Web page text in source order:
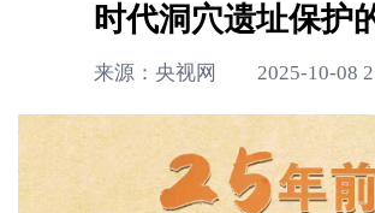
时代洞穴遗址保护
来源：央视网 2025-10-08